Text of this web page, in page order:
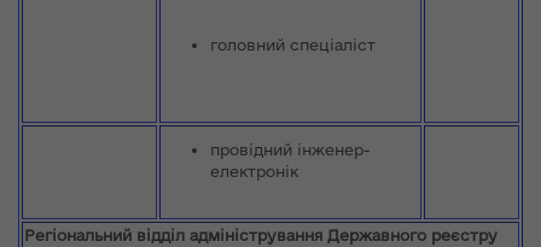
головний спеціаліст
провідний інженер-
електронік
Регіональний відділ адміністрування Державного реєстру